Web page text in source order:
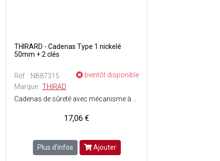
THIRARD - Cadenas Type 1 nickelé
50mm + 2 clés
Réf. : NB87315
bientôt disponible
Marque : THIRAD
17,06 €
Plus d'infos Ajouter